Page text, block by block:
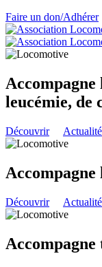
Faire un don/Adhérer
Accompagne
leucémie, de
Découvrir
Accompagne
Découvrir